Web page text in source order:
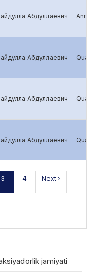
Абдуллаевич
Абдуллаевич
Абдуллаевич
Абдуллаевич
3 4 Next ›
jamiyati